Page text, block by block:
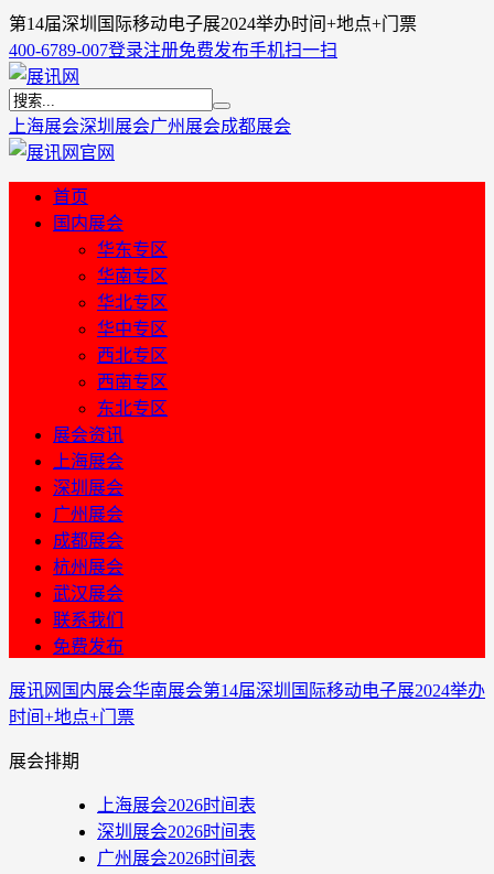
第14届深圳国际移动电子展2024举办时间+地点+门票
400-6789-007登录注册免费发布手机扫一扫
上海展会深圳展会广州展会成都展会
首页
国内展会
华东专区
华南专区
华北专区
华中专区
西北专区
西南专区
东北专区
展会资讯
上海展会
深圳展会
广州展会
成都展会
杭州展会
武汉展会
联系我们
免费发布
展讯网 国内展会华南展会第14届深圳国际移动电子展2024举办
时间+地点+门票
展会排期
上海展会2026时间表
深圳展会2026时间表
广州展会2026时间表